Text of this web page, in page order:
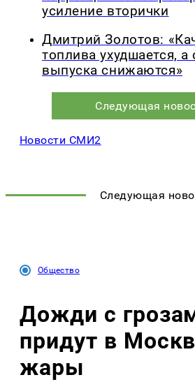
усиление вторички
Дмитрий Золотов:
топлива ухудшается,
выпуска снижаются»
Следующая
Новости СМИ2
Следующая
Общество
Дожди с
придут в
жары